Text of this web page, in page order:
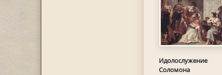
Идолослужение
Соломона